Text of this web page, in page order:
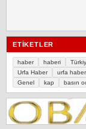
ETIKETLER
haber haberi
Urfa Haber
urfa
Genel
kap basın